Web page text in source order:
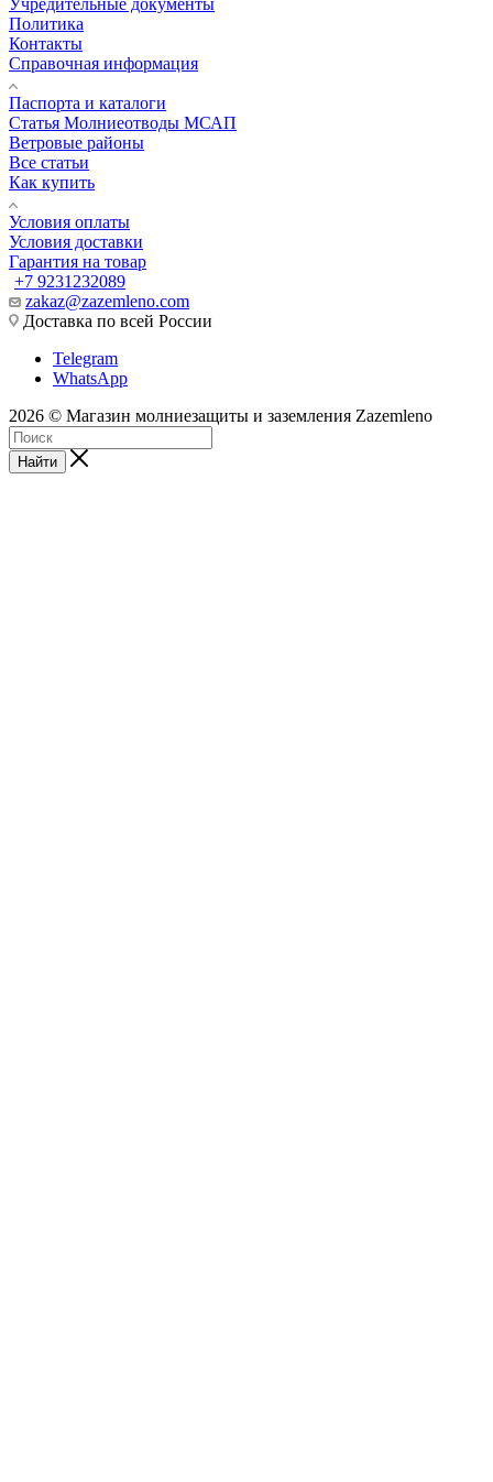
Политика
Контакты
Справочная информация
Паспорта и каталоги
Статья Молниеотводы МСАП
Ветровые районы
Все статьи
Как купить
Условия оплаты
Условия доставки
Гарантия на товар
+7 9231232089
zakaz@zazemleno.com
Доставка по всей России
Telegram
WhatsApp
2026 © Магазин молниезащиты и заземления Zazemleno
Найти